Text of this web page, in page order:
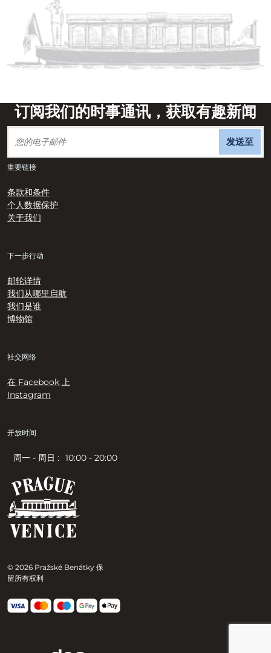
订阅我们的时事通讯，获取有趣新闻
发送至
© 2026 Pražské Benátky 保
留所有权利
重要链接
条款和条件
个人数据保护
关于我们
下一步行动
邮轮详情
我们从哪里启航
我们是谁
博物馆
社交网络
在 Facebook 上
Instagram
开放时间
周一 - 周日 : 10:00 - 20:00